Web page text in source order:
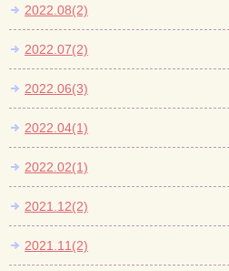
2022.08(2)
2022.07(2)
2022.06(3)
2022.04(1)
2022.02(1)
2021.12(2)
2021.11(2)